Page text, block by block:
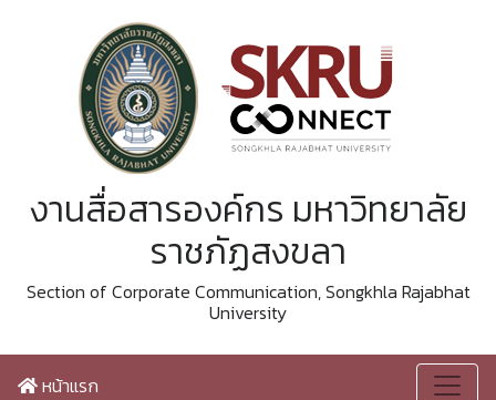
งานสื่อสารองค์กร มหาวิทยาลัย
ราชภัฏสงขลา
Section of Corporate Communication, Songkhla Rajabhat
University
หน้าแรก